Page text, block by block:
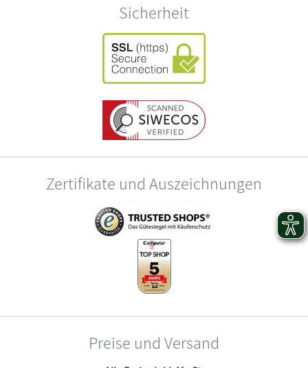
Sicherheit
Zertifikate und Auszeichnungen
Preise und Versand